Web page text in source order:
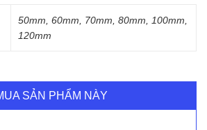
50mm, 60mm, 70mm, 80mm, 100mm,
120mm
SẢN PHẨM NÀY